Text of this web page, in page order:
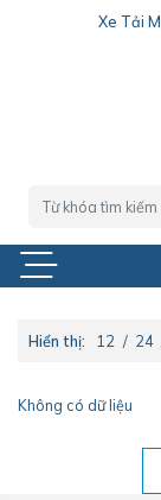
Xe Tải
Hiển thị: 12 / 24
Không có dữ liệu